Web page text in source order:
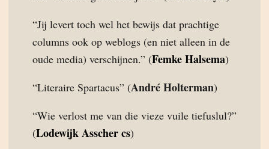
“Jij levert toch wel het bewijs dat prachtige
columns ook op weblogs (en niet alleen in de
oude media) verschijnen.” (Femke Halsema)
“Literaire Spartacus” (André Holterman)
“Wie verlost me van die vieze vuile tiefuslul?”
(Lodewijk Asscher cs)